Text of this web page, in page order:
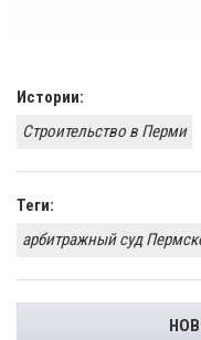
Истории:
Строительство в Перми
Теги:
арбитражный суд